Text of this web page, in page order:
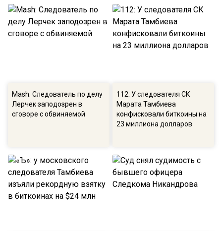
Mash: Следователь по делу
Лерчек заподозрен в
сговоре с обвиняемой
112: У следователя СК
Марата Тамбиева
конфисковали биткоины на
23 миллиона долларов